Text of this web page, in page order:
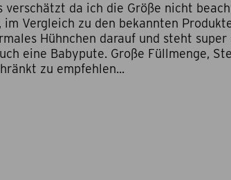
verschätzt da ich die Größe nicht
im Vergleich zu den bekannten
Hühnchen darauf und steht super
eine Babypute. Große Füllmenge,
zu empfehlen...